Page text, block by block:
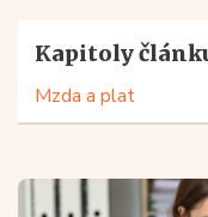
Kapitoly
Mzda a plat